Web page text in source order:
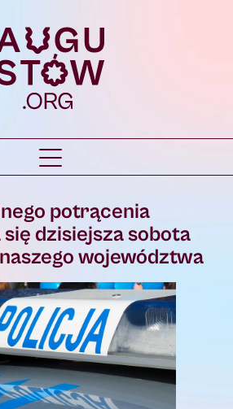
potrącenia
dzisiejsza sobota
województwa